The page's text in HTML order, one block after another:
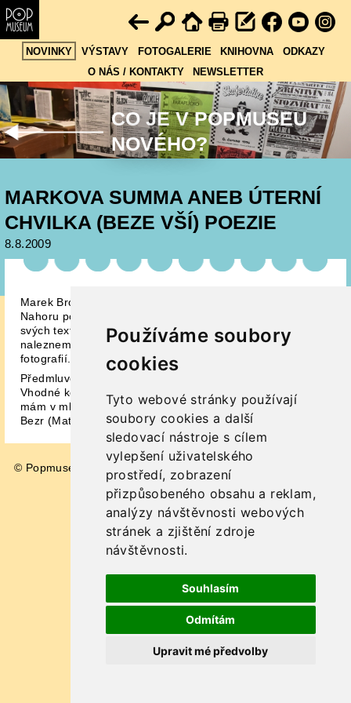
Používáme soubory
cookies
Tyto webové stránky používají
soubory cookies a další
sledovací nástroje s cílem
vylepšení uživatelského
prostředí, zobrazení
přizpůsobeného obsahu a reklam,
analýzy návštěvnosti webových
stránek a zjištění zdroje
návštěvnosti.
Souhlasím
Odmítám
Upravit mé předvolby
NOVINKY VÝSTAVY FOTOGALERIE KNIHOVNA
ODKAZY
O NÁS / KONTAKTY
NEWSLETTER
CO JE V POPMUSEU
NOVÉHO?
MARKOVA SUMMA ANEB ÚTERNÍ
CHVILKA (BEZE VŠÍ) POEZIE
8.8.2009
Marek Brodský, byvší bubeník a význačný textař skupiny
Nahoru po schodišti vydal na počátku léta autorský výběr
svých textů pro toto význačné těleso. Kromě nich
nalezneme v knize Zdrhám, zdrhám též rozhovor a mandel
fotografií.
Předmluvou opatřil Jiří Černý, vydalo nakladatelství Galén.
Vhodné kombinovat s biografickým rozhovorem Celý to
mám v mlze[ jejž s Markem Brodským připravil Ondřej
Bezr (Maťa 2003).
© Popmuseum 2026